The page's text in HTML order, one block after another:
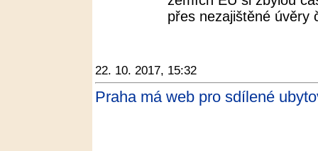
přes nezajištěné úvěry
22. 10. 2017, 15:32
Praha má web pro sdílené